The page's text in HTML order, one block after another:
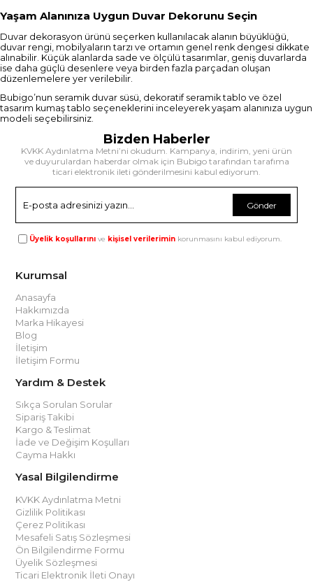
Yaşam Alanınıza Uygun Duvar Dekorunu Seçin
Duvar dekorasyon ürünü seçerken kullanılacak alanın büyüklüğü,
duvar rengi, mobilyaların tarzı ve ortamın genel renk dengesi dikkate
alınabilir. Küçük alanlarda sade ve ölçülü tasarımlar, geniş duvarlarda
ise daha güçlü desenlere veya birden fazla parçadan oluşan
düzenlemelere yer verilebilir.
Bubigo’nun seramik duvar süsü, dekoratif seramik tablo ve özel
tasarım kumaş tablo seçeneklerini inceleyerek yaşam alanınıza uygun
modeli seçebilirsiniz.
Bizden Haberler
KVKK Aydınlatma Metni’ni okudum. Kampanya, indirim, yeni ürün
ve duyurulardan haberdar olmak için Bubigo tarafından tarafıma
ticari elektronik ileti gönderilmesini kabul ediyorum.
Gönder
Üyelik koşullarını ve kişisel verilerimin korunmasını kabul ediyorum.
Kurumsal
Anasayfa
Hakkımızda
Marka Hikayesi
Blog
İletişim
İletişim Formu
Yardım & Destek
Sıkça Sorulan Sorular
Sipariş Takibi
Kargo & Teslimat
İade ve Değişim Koşulları
Cayma Hakkı
Yasal Bilgilendirme
KVKK Aydınlatma Metni
Gizlilik Politikası
Çerez Politikası
Mesafeli Satış Sözleşmesi
Ön Bilgilendirme Formu
Üyelik Sözleşmesi
Ticari Elektronik İleti Onayı